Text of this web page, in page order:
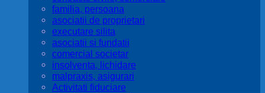
familia, persoana
asociatii de proprietari
executare silita
asociatii si fundatii
comercial societar
insolventa, lichidare
malpraxis, asigurari
Activitati fiduciare